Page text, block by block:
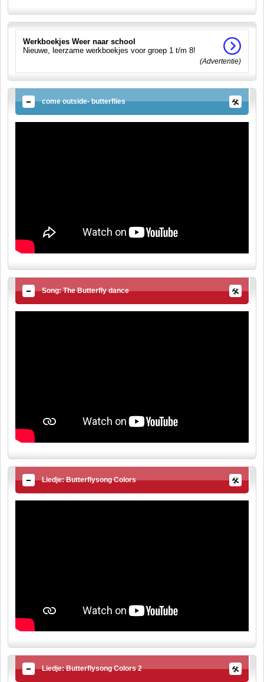
Werkboekjes Weer naar school
Nieuwe, leerzame werkboekjes voor groep 1 t/m 8!
(Advertentie)
come outside- butterflies
Song: The Butterfly dance
Liedje: Butterflysong Colors
Liedje: Butterflysong Colors 2